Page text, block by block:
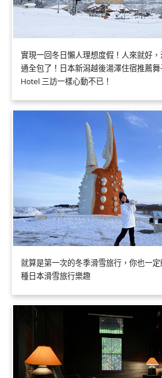
實現一回冬日懶人理想度假！人來就好
通全包了！日本新潟越後湯澤住宿推薦
Hotel 三訪一樣心動不已！
就算是第一次的冬季滑雪旅行，你也一
種日本滑雪旅行樂趣